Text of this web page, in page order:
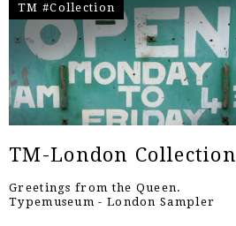
TM #Collection
TM-London Collection
Greetings from the Queen.
Typemuseum - London Sampler